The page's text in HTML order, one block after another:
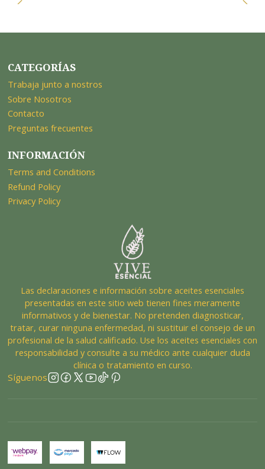
CATEGORÍAS
Trabaja junto a nostros
Sobre Nosotros
Contacto
Preguntas frecuentes
INFORMACIÓN
Terms and Conditions
Refund Policy
Privacy Policy
Las declaraciones e información sobre aceites esenciales
presentadas en este sitio web tienen fines meramente
informativos y de bienestar. No pretenden diagnosticar,
tratar, curar ninguna enfermedad, ni sustituir el consejo de un
profesional de la salud calificado. Use los aceites esenciales con
responsabilidad y consulte a su médico ante cualquier duda
clínica o tratamiento en curso.
Síguenos